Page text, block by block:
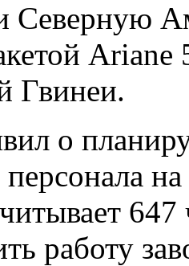
Северную
Ariane
Гвинеи.
о
персонала
работу